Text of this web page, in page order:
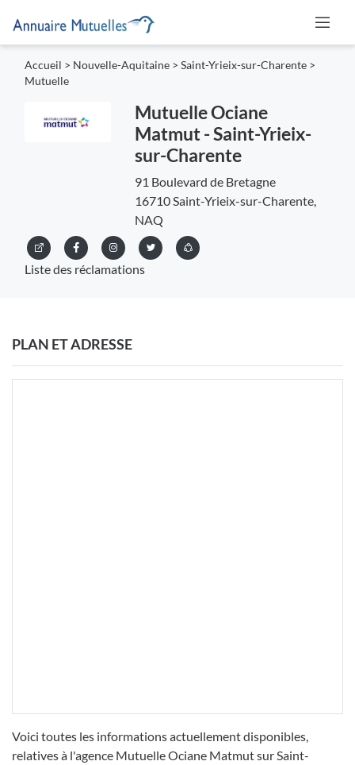
Accueil > Nouvelle-Aquitaine > Saint-Yrieix-sur-Charente >
Mutuelle
Mutuelle Ociane
Matmut - Saint-Yrieix-
sur-Charente
91 Boulevard de Bretagne
16710 Saint-Yrieix-sur-Charente,
NAQ
Liste des réclamations
PLAN ET ADRESSE
Voici toutes les informations actuellement disponibles,
relatives à l'agence Mutuelle Ociane Matmut sur Saint-